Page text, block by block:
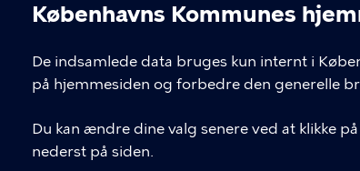
Københavns Kommunes
De indsamlede data bruges kun internt i
på hjemmesiden og forbedre den generelle
Du kan ændre dine valg senere ved at klikke
nederst på siden.